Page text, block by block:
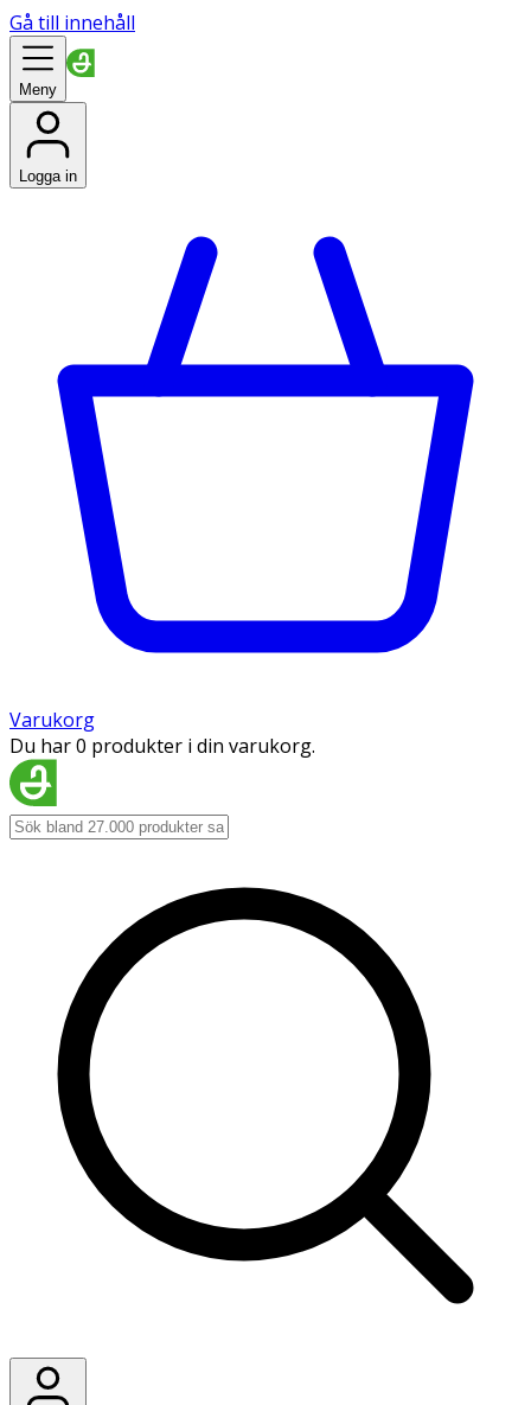
Gå till innehåll
Meny
Logga in
Varukorg
Du har 0 produkter i din varukorg.